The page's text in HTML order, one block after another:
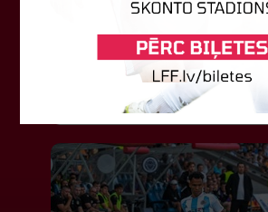
Piedalās:Komitejas locekļi: Jevgenija